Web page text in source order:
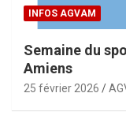
INFOS AGVAM
Semaine du
Amiens
25 février 2026